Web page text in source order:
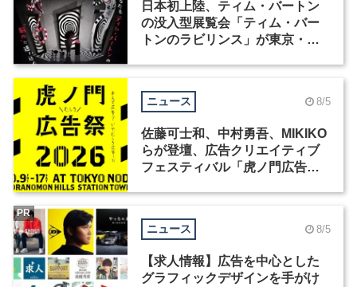
日本初上陸、ティム・バートン
の没入型展覧会「ティム・バー
トンのラビリンス」が東京・豊
ニュース 8/5
佐藤可士和、中村勇吾、MIKIKO
らが登壇、広告クリエイティブ
フェスティバル「虎ノ門広告
ニュース 8/5
【求人情報】広告を中心とした
グラフィックデザインを手がけ
PR